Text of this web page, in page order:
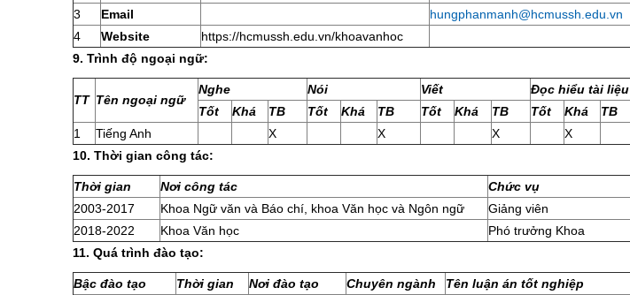
3
Email
hungphanmanh@hcmussh.edu.vn
4
Website
https://hcmussh.edu.vn/khoavanhoc
9. Trình độ ngoại ngữ:
TT Tên ngoại ngữ
Nghe Nói Viết
Đọc hiểu tài liệu
Tốt
Khá TB Tốt Khá TB Tốt Khá TB Tốt Khá
TB
1
Tiếng Anh X X X
X
10. Thời gian công tác:
Thời gian Nơi công tác
Chức vụ
2003-2017
Khoa Ngữ văn và Báo chí, khoa Văn học và Ngôn ngữ
Giảng viên
2018-2022
Khoa Văn học
Phó trưởng Khoa
11. Quá trình đào tạo:
Bậc đào tạo Thời gian Nơi đào tạo Chuyên ngành Tên luận án tốt nghiệp